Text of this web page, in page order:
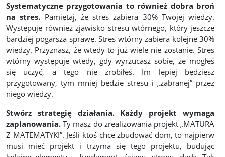
Systematyczne przygotowania to również dobra broń
na stres. Pamiętaj, że stres zabiera 30% Twojej wiedzy.
Występuje również zjawisko stresu wtórnego, który jeszcze
bardziej pogarsza sprawę. Stres wtórny zabiera kolejne 30%
wiedzy. Przyznasz, że wtedy to już wiele nie zostanie. Stres
wtórny występuje wtedy, gdy wyrzucasz sobie, że mogłeś
się uczyć, a tego nie zrobiłeś. Im lepiej będziesz
przygotowany, tym mniej będzie stresu i „zabranej” przez
niego wiedzy.
Stwórz strategię działania. Każdy projekt wymaga
zaplanowania. Ty masz do zrealizowania projekt „MATURA
Z MATEMATYKI”. Jeśli ktoś chce zbudować dom, to najpierw
musi mieć projekt i trzyma się tego projektu, budując